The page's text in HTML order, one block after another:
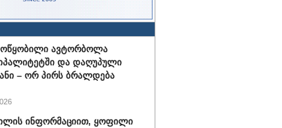
ავტორბოლა
და დაღუპული
– ორ პირს ბრალდება
ინფორმაციით, ყოფილი